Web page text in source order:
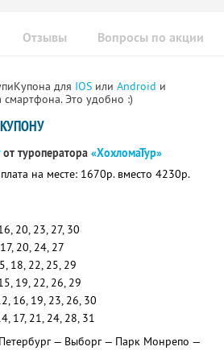
Отзывы Вопросы по акции
для IOS или Android и
смартфона. Это удобно :)
от туроператора «ХохломаТур»
на месте: 1670р. вместо 4230р.
20, 23, 27, 30
20, 24, 27
18, 22, 25, 29
19, 22, 26, 29
16, 19, 23, 26, 30
17, 21, 24, 28, 31
— Выборг — Парк Монрепо —